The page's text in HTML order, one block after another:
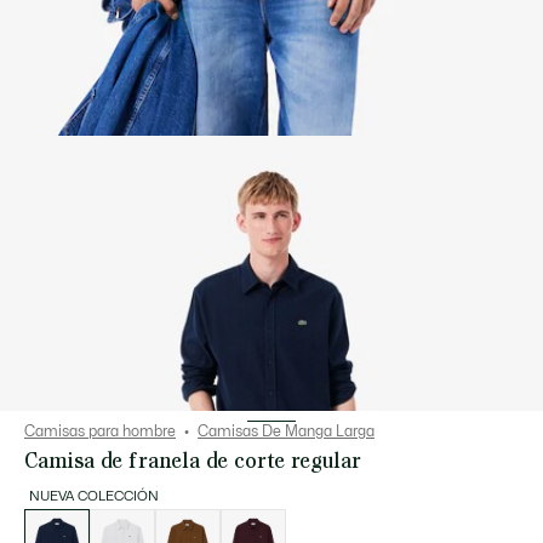
Camisas para hombre Camisas De Manga Larga
Camisa de franela de corte regular
NUEVA COLECCIÓN
de
variaciones